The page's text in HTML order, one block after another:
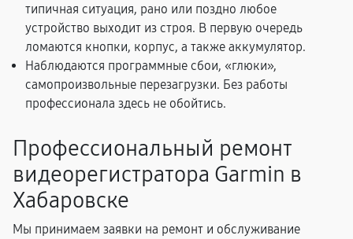
типичная ситуация, рано или поздно любое
устройство выходит из строя. В первую очередь
ломаются кнопки, корпус, а также аккумулятор.
Наблюдаются программные сбои, «глюки»,
самопроизвольные перезагрузки. Без работы
профессионала здесь не обойтись.
Профессиональный ремонт
видеорегистратора Garmin в
Хабаровске
Мы принимаем заявки на ремонт и обслуживание